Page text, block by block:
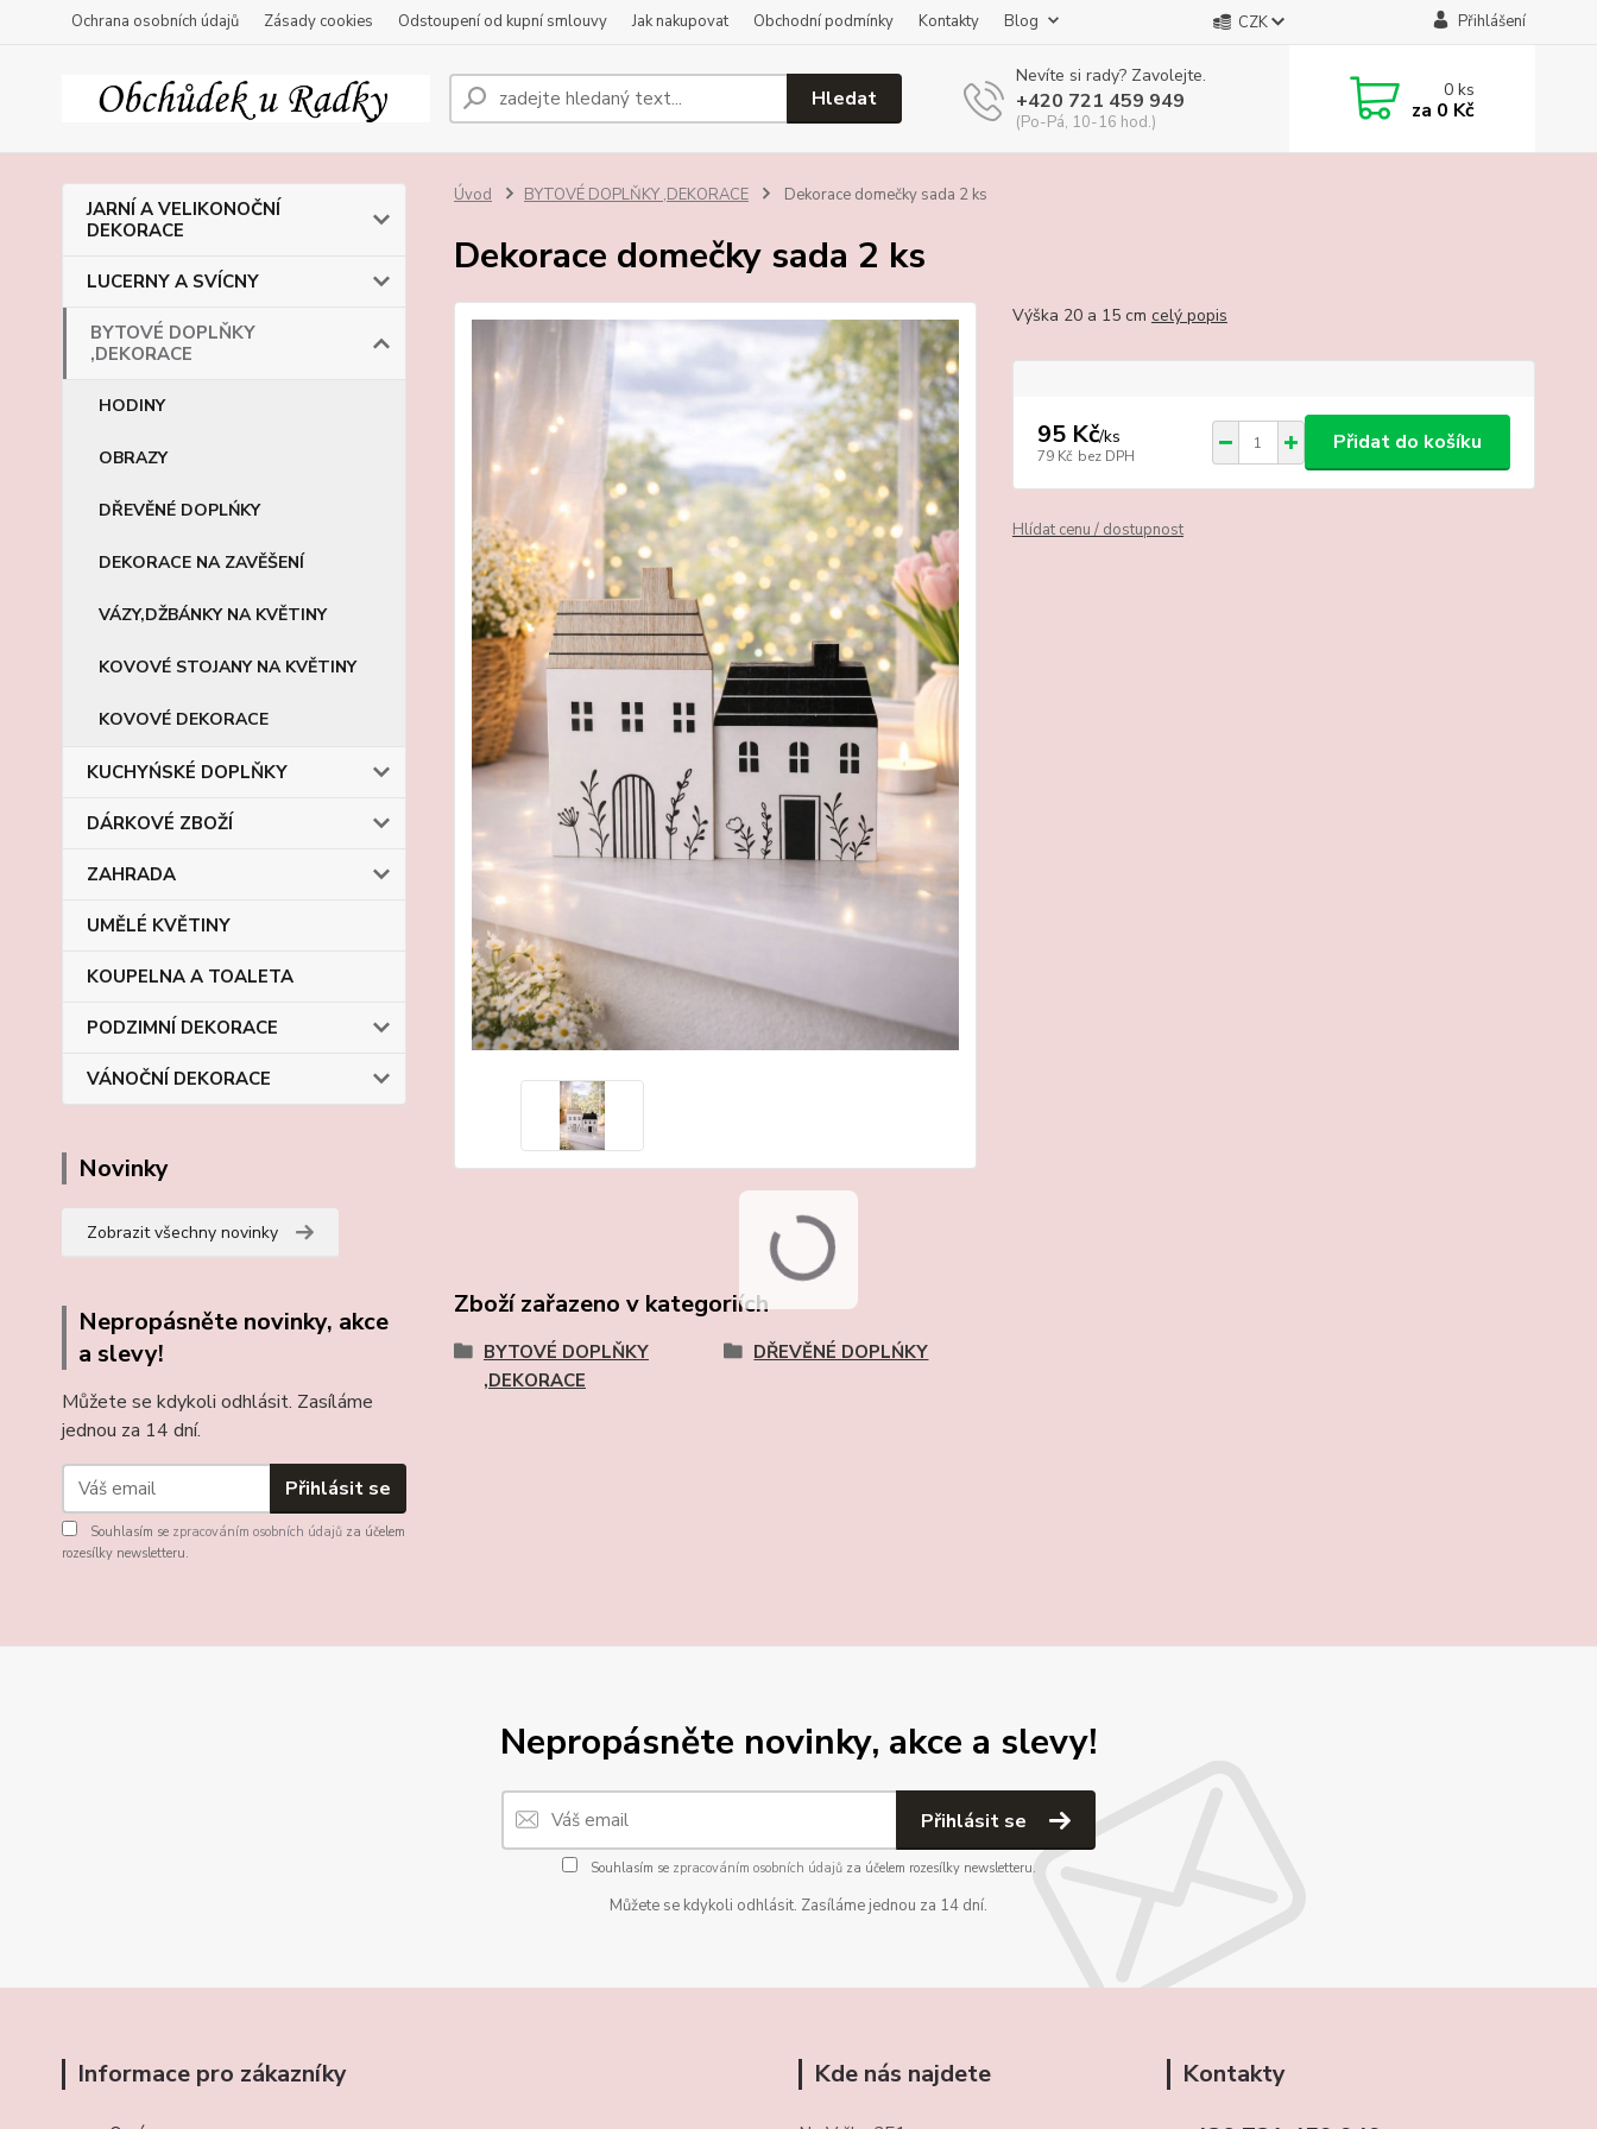
Ochrana osobních údajů Zásady cookies Odstoupení od kupní smlouvy Jak nakupovat Obchodní podmínky Kontakty Blog CZK Přihlášení
Hledat
Nevíte si rady? Zavolejte.
+420 721 459 949
(Po-Pá, 10-16 hod.)
0ks
za 0 Kč
JARNÍ A VELIKONOČNÍ
DEKORACE
LUCERNY A SVÍCNY
BYTOVÉ DOPLŇKY
,DEKORACE
HODINY
OBRAZY
DŘEVĚNÉ DOPLŃKY
DEKORACE NA ZAVĚŠENÍ
VÁZY,DŽBÁNKY NA KVĚTINY
KOVOVÉ STOJANY NA KVĚTINY
KOVOVÉ DEKORACE
KUCHYŃSKÉ DOPLŇKY
DÁRKOVÉ ZBOŽÍ
ZAHRADA
UMĚLÉ KVĚTINY
KOUPELNA A TOALETA
PODZIMNÍ DEKORACE
VÁNOČNÍ DEKORACE
Novinky
Zobrazit všechny novinky
Nepropásněte novinky, akce
a slevy!
Můžete se kdykoli odhlásit. Zasíláme
jednou za 14 dní.
Přihlásit se
Souhlasím se zpracováním osobních údajů za účelem
rozesílky newsletteru.
Úvod BYTOVÉ DOPLŇKY ,DEKORACE Dekorace domečky sada 2 ks
Dekorace domečky sada 2 ks
Výška 20 a 15 cm celý popis
95 Kč/ks
79 Kč bez DPH
Přidat do košíku
Hlídat cenu / dostupnost
Zboží zařazeno v kategoriích
BYTOVÉ DOPLŇKY
,DEKORACE
DŘEVĚNÉ DOPLŃKY
Nepropásněte novinky, akce a slevy!
Přihlásit se
Souhlasím se zpracováním osobních údajůza účelem rozesílky newsletteru.
Můžete se kdykoli odhlásit. Zasíláme jednou za 14 dní.
Informace pro zákazníky Kde nás najdete
Kontakty